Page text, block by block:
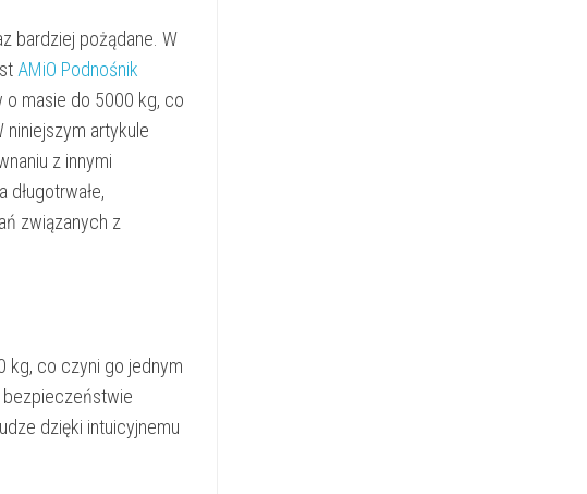
bardziej pożądane. W
AMiO Podnośnik
o masie do 5000 kg, co
artykule
z innymi
związanych z
kg, co czyni go jednym
bezpieczeństwie
dzięki intuicyjnemu